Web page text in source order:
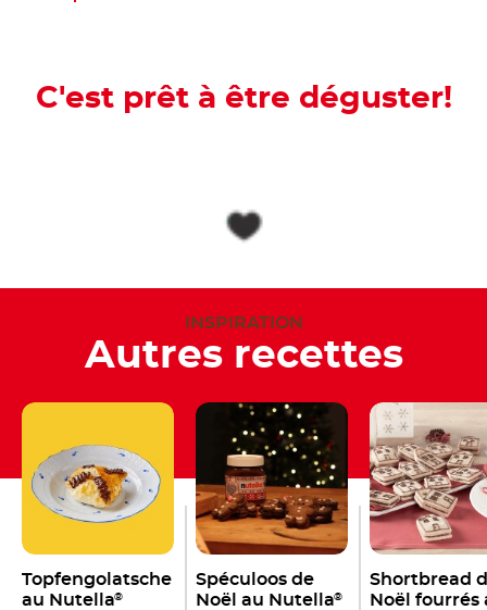
C'est prêt à être déguster!
INSPIRATION
Autres recettes
Topfengolatsche
au Nutella®
Spéculoos de
Noël au Nutella®
Shortbread
Noël fourrés